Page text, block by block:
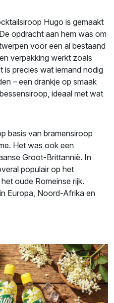
Hugo is gemaakt
opdracht aan hem was om
voor een al bestaand
verpakking werkt zoals
is precies wat iemand nodig
– een drankje op smaak
ideaal met wat
basis van bramensiroop
Het was ook een
Groot-Brittannië. In
populair op het
oude Romeinse rijk.
Europa, Noord-Afrika en